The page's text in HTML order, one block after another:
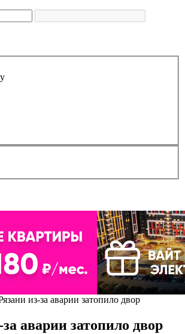
из-за аварии затопило двор
аварии затопило двор